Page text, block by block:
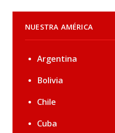
NUESTRA AMÉRICA
Argentina
Bolivia
Chile
Cuba